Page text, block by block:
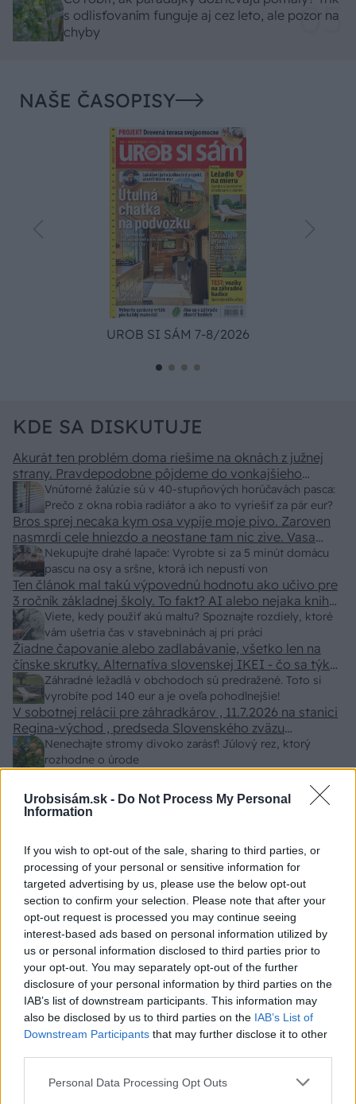
Urobsisám.sk - Do Not Process My Personal
Information
If you wish to opt-out of the sale, sharing to third parties, or
processing of your personal or sensitive information for
targeted advertising by us, please use the below opt-out
section to confirm your selection. Please note that after your
opt-out request is processed you may continue seeing
interest-based ads based on personal information utilized by
us or personal information disclosed to third parties prior to
your opt-out. You may separately opt-out of the further
disclosure of your personal information by third parties on the
IAB’s list of downstream participants. This information may
also be disclosed by us to third parties on the IAB’s List of
Downstream Participants that may further disclose it to other
Please note that this website/app uses one or more Google
Personal Data Processing Opt Outs
s odlisťovaním funguje aj cez leto, ale pozor na
chyby
NAŠE ČASOPISY
UROB SI SÁM 7-8/2026
KDE SA DISKUTUJE
Vnútorné žalúzie sú v 40-stupňových horúčavách pasca:
Prečo z okna robia radiátor a ako to vyriešiť za pár eur?
Akurát ten problém doma riešime na oknách z južnej
strany. Pravdepodobne pôjdeme do vonkajšieho
tienenia na spôsob markízy 250x150cm. Čínsky
predajcovia idú okolo 100 eur kus.
Nekupujte drahé lapače: Vyrobte si za 5 minút domácu
pascu na osy a sršne, ktorá ich nepustí von
Bros sprej necaka kym osa vypije moje pivo. Zaroven
nasmrdi cele hniezdo a neostane tam nic zive. Vasa
pasca naucinke moc efektivne. Skor pritiahne slimaky
Viete, kedy použiť akú maltu? Spoznajte rozdiely, ktoré
vám ušetria čas v stavebninách aj pri práci
Ten článok mal takú výpovednú hodnotu ako učivo pre
3 ročník základnej školy. To fakt? AI alebo nejaka kniha
z VŠ? Dnešné rychlotvrdnuce malty - pevnosť 40 Mpa a
doba schnutia tak 15 minut , k tomu vodotesné s
kryštálikou. A rozdiel - schnutie a zretie. Nič?
Záhradné ležadlá v obchodoch sú predražené. Toto si
vyrobíte pod 140 eur a je oveľa pohodlnejšie!
Žiadne čapovanie alebo zadlabávanie, všetko len na
čínske skrutky. Alternatíva slovenskej IKEI - čo sa týka
pevnosti. Autor si nedal veľa námahy s remeselným
spracovaním, škoda. No lepšie než ten odpad z DTD
predávaný v Kauflande alebo Lídli.
Nenechajte stromy divoko zarásť! Júlový rez, ktorý
rozhodne o úrode
V sobotnej relácii pre záhradkárov , 11.7.2026 na stanici
Regina-východ , predseda Slovenského zväzu
záhradkárov pán Jakubech tvrdil, že to, že vlky sú
neproduktívne , nie je pravda. Aj vlky je možné použiť
pri formovaní koruny a budú rodiť.
ZÁHRADA
Trvalky, ktoré znesú
sucho a teplo? Tieto
vysaďte na miesta, na
ktoré slnko svieti celý
Nemusí to byť len
levanduľa! 7 fialových
krások, ktoré rozžiaria
vašu záhradu